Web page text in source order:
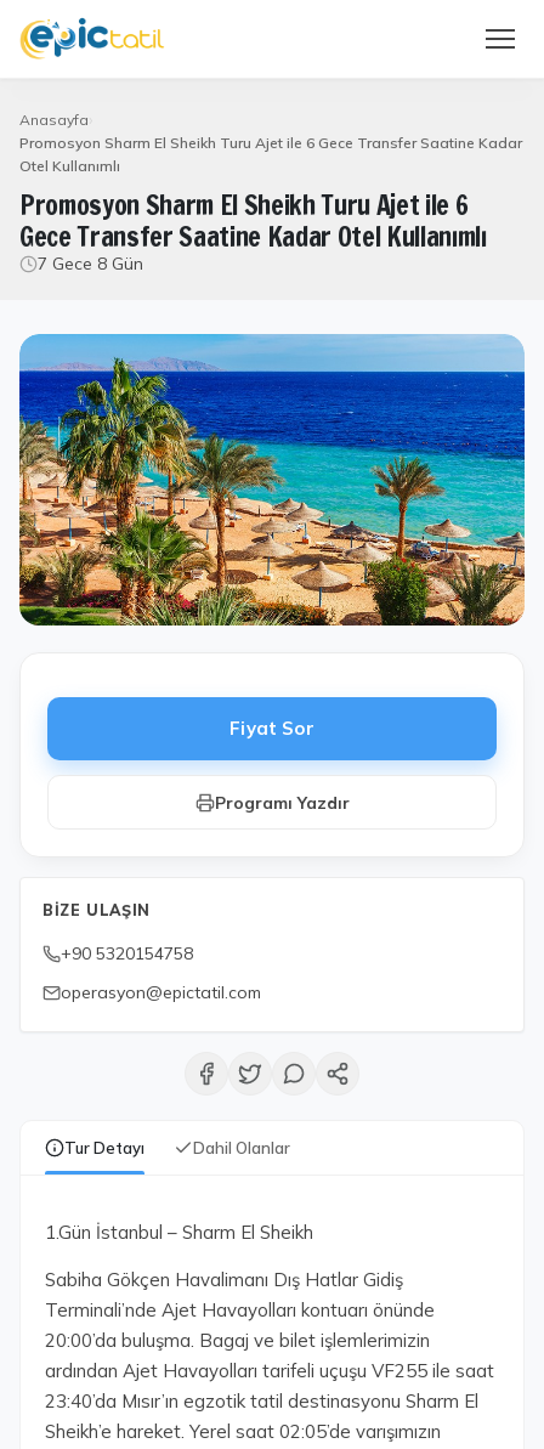
Anasayfa
Promosyon Sharm El Sheikh Turu Ajet ile 6 Gece Transfer Saatine Kadar
Otel Kullanımlı
Promosyon Sharm El Sheikh Turu Ajet ile 6
Gece Transfer Saatine Kadar Otel Kullanımlı
7 Gece 8 Gün
Tur Detayı Dahil Olanlar
1.Gün İstanbul – Sharm El Sheikh
Sabiha Gökçen Havalimanı Dış Hatlar Gidiş
Terminali’nde Ajet Havayolları kontuarı önünde
20:00’da buluşma. Bagaj ve bilet işlemlerimizin
ardından Ajet Havayolları tarifeli uçuşu VF255 ile saat
23:40’da Mısır’ın egzotik tatil destinasyonu Sharm El
Sheikh’e hareket. Yerel saat 02:05’de varışımızın
Fiyat Sor
Programı Yazdır
BIZE ULAŞIN
+90 5320154758
operasyon@epictatil.com